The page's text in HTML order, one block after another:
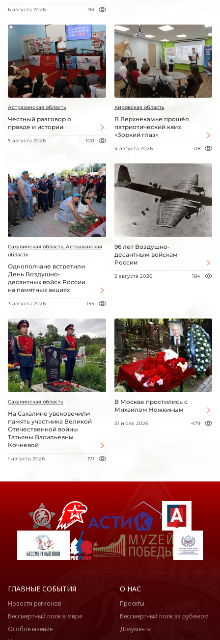
6 августа 2026 93
Астраханская область
Честный разговор о
правде и истории
5 августа 2026 100
Кировская область
В Верхнекамье прошёл
патриотический квиз
«Зоркий глаз»
4 августа 2026 118
Сахалинская область, Астраханская
область
Однополчане встретили
День Воздушно-
десантных войск России
на памятных акциях
3 августа 2026 155
96 лет Воздушно-
десантным войскам
России
2 августа 2026 184
Сахалинская область
На Сахалине увековечили
память участника Великой
Отечественной войны
Татьяны Васильевны
Кочневой
1 августа 2026 171
В Москве простились с
Михаилом Ножкиным
31 июля 2026 479
ГЛАВНЫЕ СОБЫТИЯ
Новости регионов
Бессмертный полк в мире
Особое мнение
О НАС
Проекты
Бессмертный полк за рубежом
Документы